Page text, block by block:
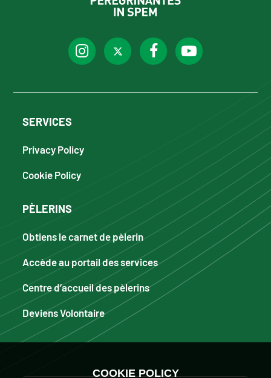
SERVICES
Privacy Policy
Cookie Policy
PÈLERINS
Obtiens le carnet de pèlerin
Accède au portail des services
Centre d’accueil des pèlerins
Deviens Volontaire
COOKIE POLICY